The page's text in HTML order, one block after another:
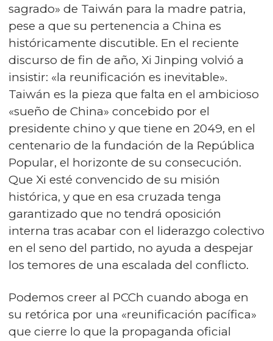
sagrado» de Taiwán para la madre patria,
pese a que su pertenencia a China es
históricamente discutible. En el reciente
discurso de fin de año, Xi Jinping volvió a
insistir: «la reunificación es inevitable».
Taiwán es la pieza que falta en el ambicioso
«sueño de China» concebido por el
presidente chino y que tiene en 2049, en el
centenario de la fundación de la República
Popular, el horizonte de su consecución.
Que Xi esté convencido de su misión
histórica, y que en esa cruzada tenga
garantizado que no tendrá oposición
interna tras acabar con el liderazgo colectivo
en el seno del partido, no ayuda a despejar
los temores de una escalada del conflicto.
Podemos creer al PCCh cuando aboga en
su retórica por una «reunificación pacífica»
que cierre lo que la propaganda oficial